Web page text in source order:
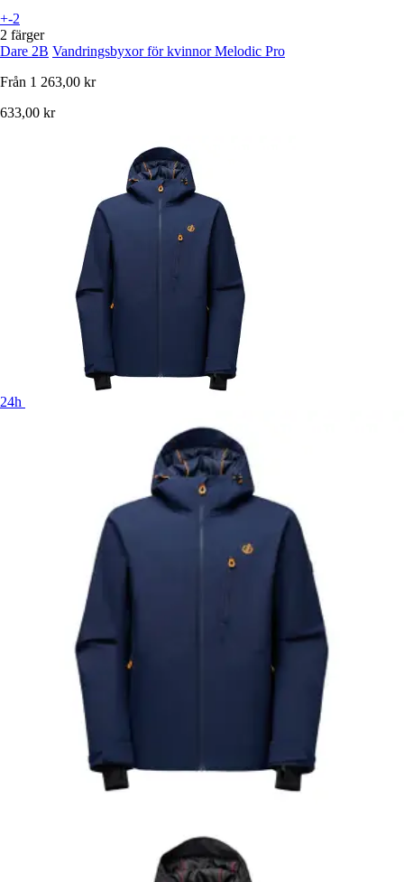
+-2
2 färger
Dare 2B Vandringsbyxor för kvinnor Melodic Pro
Från 1 263,00 kr
633,00 kr
24h